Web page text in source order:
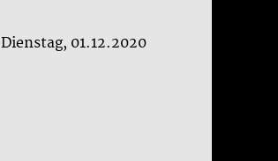
Dienstag, 01.12.2020